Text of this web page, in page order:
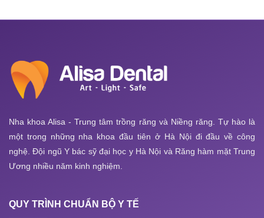
Nha khoa Alisa - Trung tâm trồng răng và Niềng răng. Tự hào là
một trong những nha khoa đầu tiên ở Hà Nội đi đầu về công
nghệ. Đội ngũ Y bác sỹ đại học y Hà Nội và Răng hàm mặt Trung
Ương nhiều năm kinh nghiệm.
QUY TRÌNH CHUẨN BỘ Y TẾ